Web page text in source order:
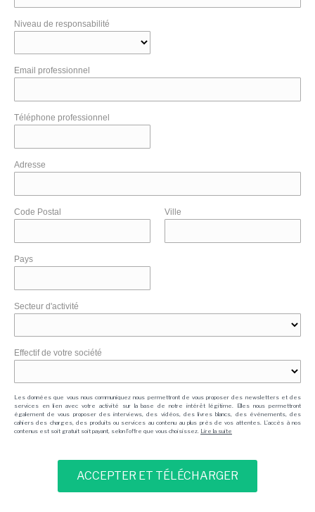
Niveau de responsabilité
Email professionnel
Téléphone professionnel
Adresse
Code Postal Ville
Pays
Secteur d'activité
Effectif de votre société
Les données que vous nous communiquez nous permettront de vous proposer des newsletters et des
services en lien avec votre activité sur la base de notre intérêt légitime. Elles nous permettront
également de vous proposer des interviews, des vidéos, des livres blancs, des événements, des
cahiers des charges, des produits ou services au contenu au plus près de vos attentes. L'accès à nos
contenus est soit gratuit soit payant, selon l'offre que vous choisissez. Lire la suite